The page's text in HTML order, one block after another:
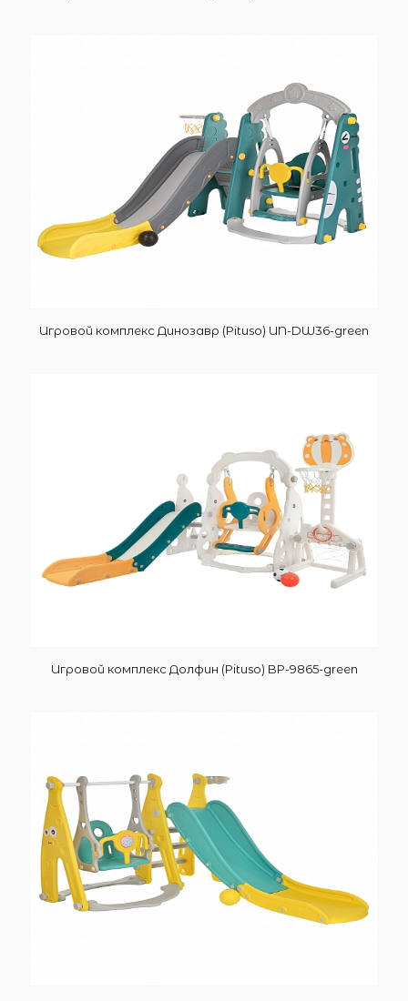
Игровой комплекс Динозавр (Pituso) UN-DW36-green
Игровой комплекс Долфин (Pituso) BP-9865-green